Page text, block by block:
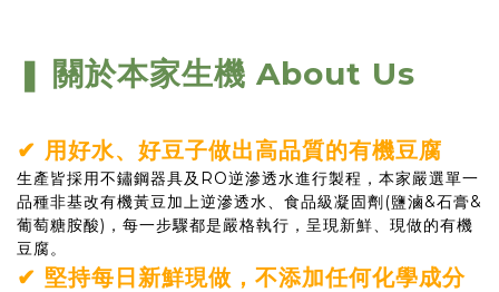
關於本家生機 About Us
✔ 用好水、好豆子做出高品質的有機豆腐
生產皆採用不鏽鋼器具及RO逆滲透水進行製程，本家嚴選單一
品種非基改有機黃豆加上逆滲透水、食品級凝固劑(鹽滷&石膏&
葡萄糖胺酸)，每一步驟都是嚴格執行，呈現新鮮、現做的有機
豆腐。
✔ 堅持每日新鮮現做，不添加任何化學成分